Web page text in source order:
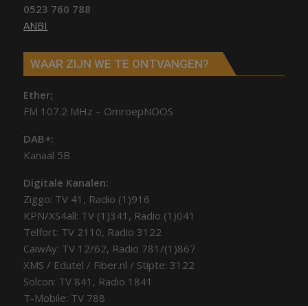
0523 760 788
ANBI
WAAR ZIJN WE TE ONTVANGEN?
Ether;
FM 107.2 MHz – OmroepNOOS
DAB+:
Kanaal 5B
Digitale Kanalen:
Ziggo: TV 41, Radio (1)916
KPN/XS4all: TV (1)341, Radio (1)041
Telfort: TV 2110, Radio 3122
CaiwAy: TV 12/62, Radio 781/(1)867
XMS / Edutel / Fiber.nl / Stipte: 3122
Solcon: TV 841, Radio 1841
T-Mobile: TV 788